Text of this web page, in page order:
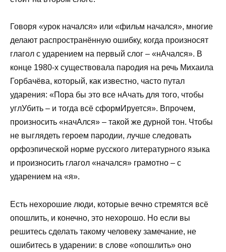
Говоря «урок начался» или «фильм начался», многие
делают распространённую ошибку, когда произносят
глагол с ударением на первый слог – «нАчался». В
конце 1980-х существовала пародия на речь Михаила
Горбачёва, который, как известно, часто путал
ударения: «Пора бы это все нАчать для того, чтобы
углУбить – и тогда всё сформИруется». Впрочем,
произносить «начАлся» – такой же дурной тон. Чтобы
не выглядеть героем пародии, лучше следовать
орфоэпической норме русского литературного языка
и произносить глагол «начался» грамотно – с
ударением на «я».
Есть нехорошие люди, которые вечно стремятся всё
опошлить, и конечно, это нехорошо. Но если вы
решитесь сделать такому человеку замечание, не
ошибитесь в ударении: в слове «опошлить» оно